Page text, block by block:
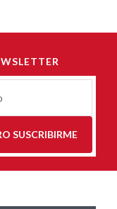
SUSCRIBIRME